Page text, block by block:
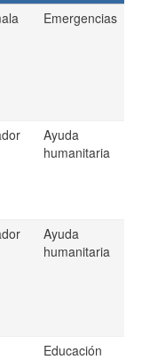
Emergencias
Ayuda
humanitaria
Ayuda
humanitaria
Educación